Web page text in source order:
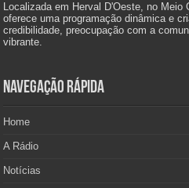
Localizada em Herval D'Oeste, no Meio
oferece uma programação dinâmica e
credibilidade, preocupação com a
vibrante.
Navegação Rápida
Home
A Rádio
Notícias